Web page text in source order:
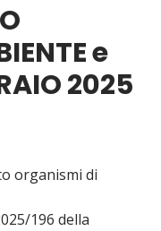
e
2025
organismi di
196 della